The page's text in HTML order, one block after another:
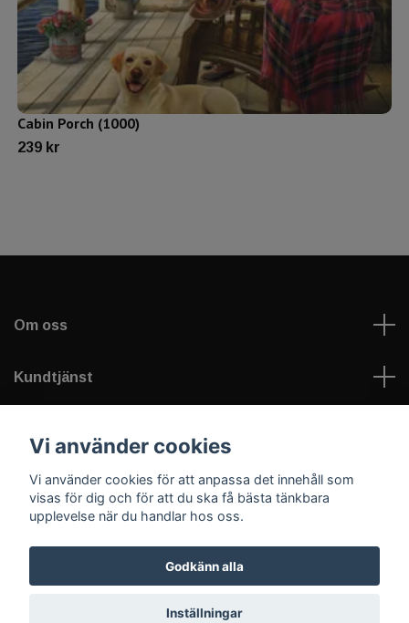
Cabin Porch (1000)
239 kr
Om oss
Kundtjänst
Sociala medier
© 2026 Welfare Games AB - sportNplay.se
Vi använder cookies
Vi använder cookies för att anpassa det innehåll som
visas för dig och för att du ska få bästa tänkbara
upplevelse när du handlar hos oss.
Godkänn alla
Inställningar